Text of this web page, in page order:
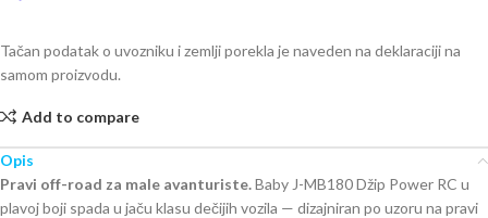
Tačan podatak o uvozniku i zemlji porekla je naveden na deklaraciji na
samom proizvodu.
Add to compare
Opis
Pravi off-road za male avanturiste.Baby J-MB180 Džip Power RC u
plavoj boji spada u jaču klasu dečijih vozila — dizajniran po uzoru na pravi